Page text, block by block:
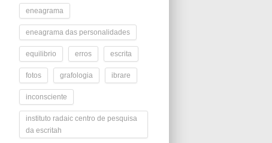
eneagrama
eneagrama das personalidades
equilibrio erros escrita
fotos grafologia ibrare
inconsciente
instituto radaic centro de pesquisa
da escritah